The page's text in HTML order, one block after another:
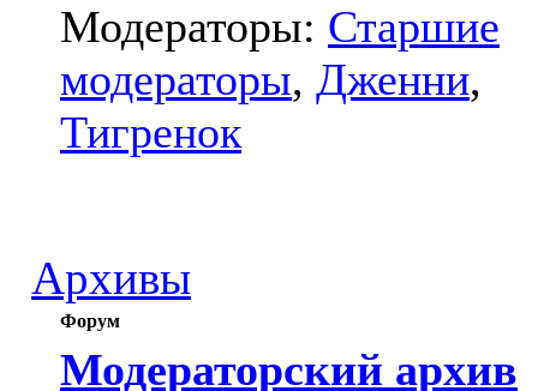
Модераторы: Старшие
модераторы, Дженни,
Тигренок
Архивы
Форум
Модераторский архив